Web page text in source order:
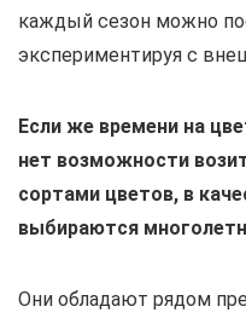
каждый сезон можно
экспериментируя с
Если же времени на
нет возможности
сортами цветов, в
выбираются
Они обладают рядом